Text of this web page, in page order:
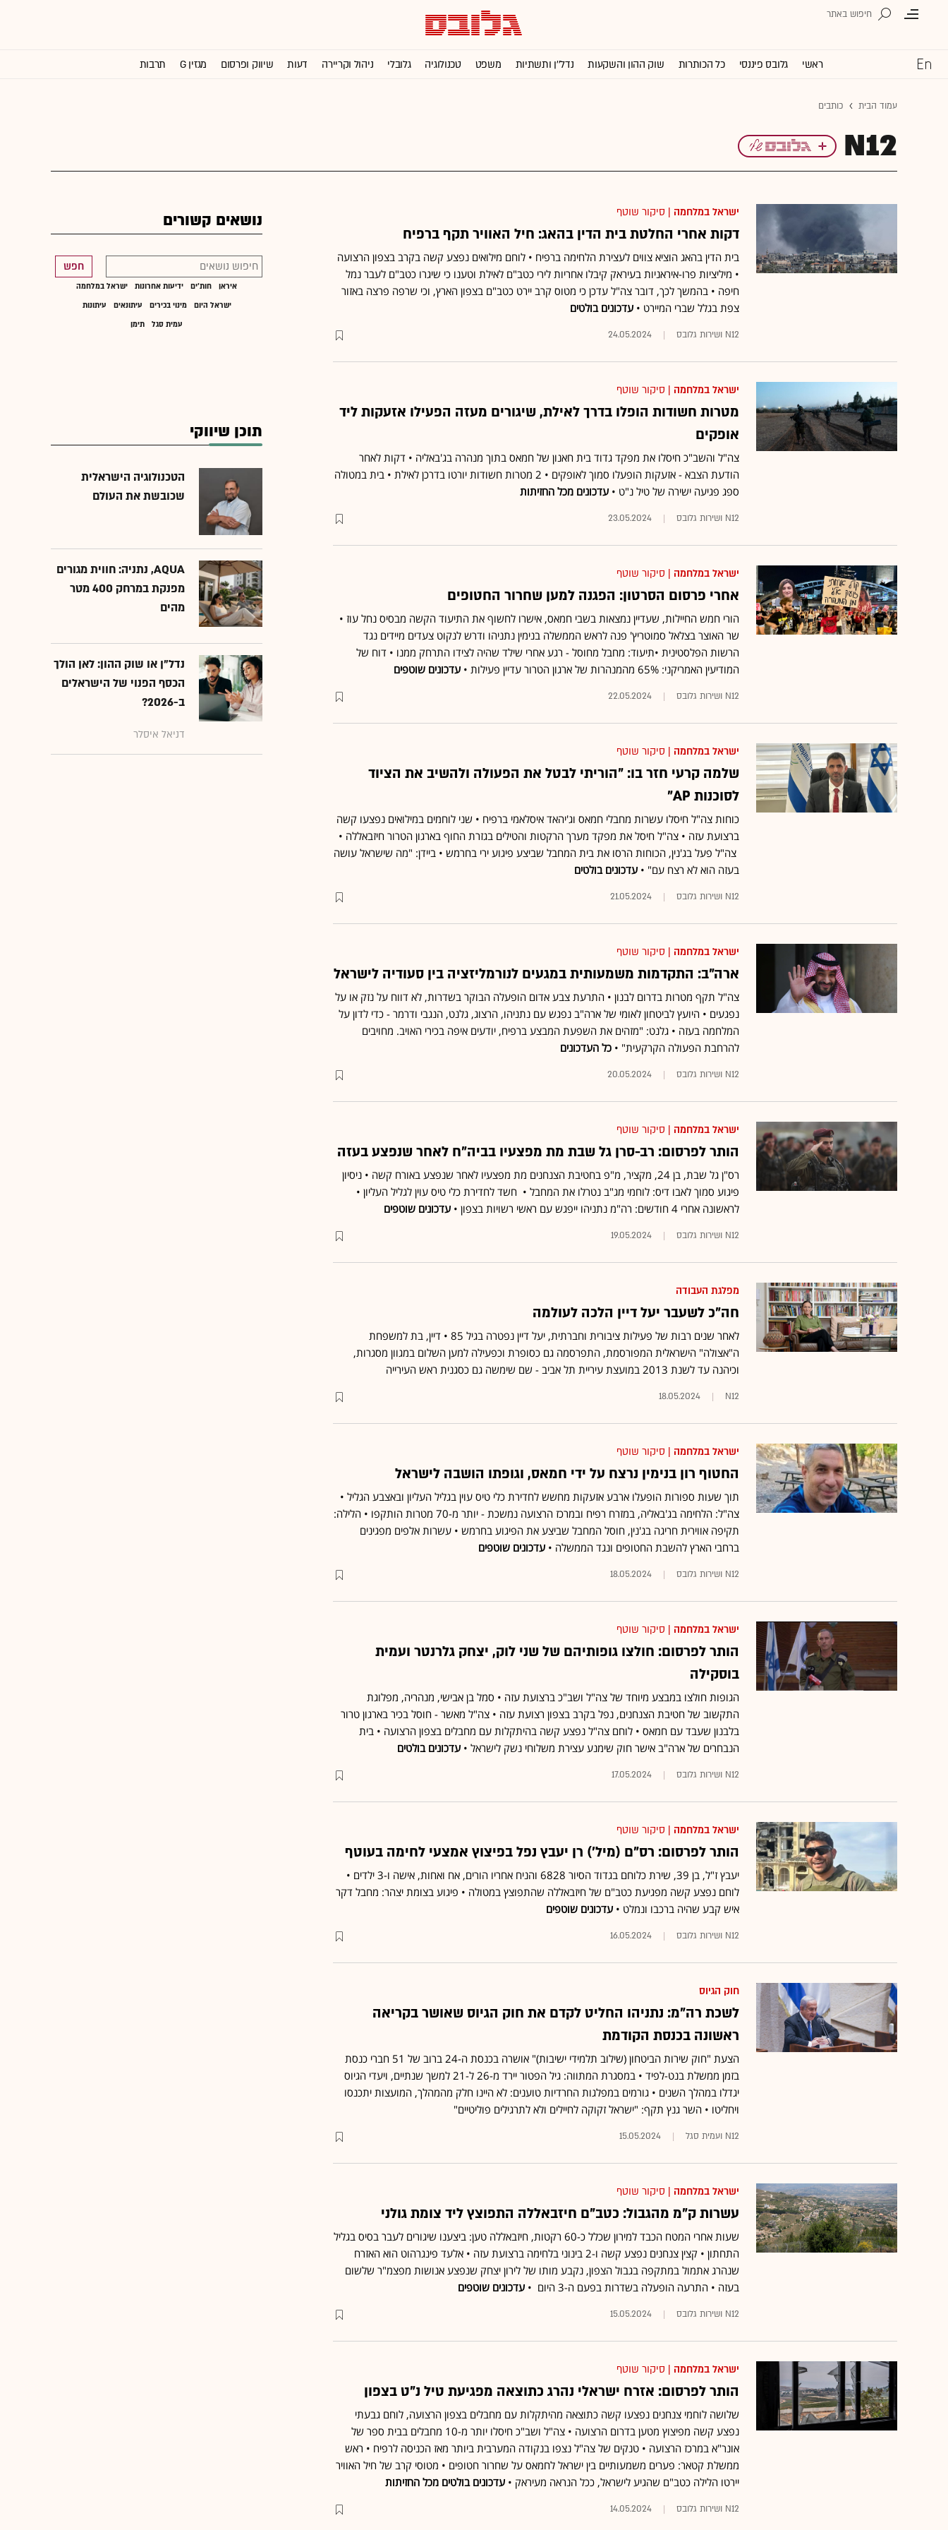
ראשי גלובס פיננסי כל הכותרות שוק ההון והשקעות נדל''ן ותשתיות משפט טכנולוגיה גלובלי ניהול וקריירה דעות שיווק ופרסום מגזין G תרבות
עמוד הבית כותבים
N12
ישראל במלחמה | סיקור שוטף
דקות אחרי החלטת בית הדין בהאג: חיל האוויר תקף ברפיח
בית הדין בהאג הוציא צווים לעצירת הלחימה ברפיח • לוחם מילואים נפצע קשה בקרב בצפון הרצועה
• מיליציות פרו-איראניות בעיראק קיבלו אחריות לירי כטב"ם לאילת וטענו כי שיגרו כטב"ם לעבר נמל
חיפה • בהמשך לכך, דובר צה"ל עדכן כי מטוס קרב יירט כטב"ם בצפון הארץ, וכי שרפה פרצה באזור
צפת בגלל שברי המיירט • עדכונים בולטים
N12 ושירות גלובס 24.05.2024
ישראל במלחמה | סיקור שוטף
מטרות חשודות הופלו בדרך לאילת, שיגורים מעזה הפעילו אזעקות ליד
אופקים
צה"ל והשב"כ חיסלו את מפקד גדוד בית חאנון של חמאס בתוך מנהרה בג'באליה • דקות לאחר
הודעת הצבא - אזעקות הופעלו סמוך לאופקים • 2 מטרות חשודות יורטו בדרכן לאילת • בית במטולה
ספג פגיעה ישירה של טיל נ"ט • עדכונים מכל החזיתות
N12 ושירות גלובס 23.05.2024
ישראל במלחמה | סיקור שוטף
אחרי פרסום הסרטון: הפגנה למען שחרור החטופים
הורי חמש החיילות, שעדיין נמצאות בשבי חמאס, אישרו לחשוף את התיעוד הקשה מבסיס נחל עוז •
שר האוצר בצלאל סמוטריץ' פנה לראש הממשלה בנימין נתניהו ודרש לנקוט צעדים מיידים נגד
הרשות הפלסטינית •תיעוד: מחבל מחוסל - רגע אחרי שילד שהיה לצידו התרחק ממנו • דוח של
המודיעין האמריקני: 65% מהמנהרות של ארגון הטרור עדיין פעילות •
עדכונים שוטפים
N12 ושירות גלובס 22.05.2024
ישראל במלחמה | סיקור שוטף
שלמה קרעי חזר בו: "הוריתי לבטל את הפעולה ולהשיב את הציוד
לסוכנות AP"
כוחות צה"ל חיסלו עשרות מחבלי חמאס וג'יהאד איסלאמי ברפיח • שני לוחמים במילואים נפצעו קשה
ברצועת עזה • צה"ל חיסל את מפקד מערך הרקטות והטילים בגזרת החוף בארגון הטרור חיזבאללה •
צה"ל פעל בג'נין, הכוחות הרסו את בית המחבל שביצע פיגוע ירי בחרמש • ביידן: "מה שישראל עושה
בעזה הוא לא רצח עם" • עדכונים בולטים
N12 ושירות גלובס 21.05.2024
ישראל במלחמה | סיקור שוטף
ארה"ב: התקדמות משמעותית במגעים לנורמליזציה בין סעודיה לישראל
צה"ל תקף מטרות בדרום לבנון • התרעת צבע אדום הופעלה הבוקר בשדרות, לא דווח על נזק או על
נפגעים • היועץ לביטחון לאומי של ארה"ב נפגש עם נתניהו, הרצוג, גלנט, הנגבי ודרמר - כדי לדון על
המלחמה בעזה • גלנט: "מזהים את השפעת המבצע ברפיח, יודעים איפה בכירי האויב. מחויבים
להרחבת הפעולה הקרקעית" • כל העדכונים
N12 ושירות גלובס 20.05.2024
ישראל במלחמה | סיקור שוטף
הותר לפרסום: רב-סרן גל שבת מת מפצעיו בביה"ח לאחר שנפצע בעזה
רס"ן גל שבת, בן 24, מקציר, מ"פ בחטיבת הצנחנים מת מפצעיו לאחר שנפצע באורח קשה • ניסיון
פיגוע סמוך לאבו דיס: לוחמי מג"ב נטרלו את המחבל • חשד לחדירת כלי טיס עוין לגליל העליון •
לראשונה אחרי 4 חודשים: רה"מ נתניהו ייפגש עם ראשי רשויות בצפון •
עדכונים שוטפים
N12 ושירות גלובס 19.05.2024
מפלגת העבודה
חה"כ לשעבר יעל דיין הלכה לעולמה
לאחר שנים רבות של פעילות ציבורית וחברתית, יעל דיין נפטרה בגיל 85 • דיין, בת למשפחת
ה"אצולה" הישראלית המפורסמת, התפרסמה גם כסופרת וכפעילה למען השלום במגוון מסגרות,
וכיהנה עד לשנת 2013 במועצת עיריית תל אביב - שם שימשה גם כסגנית ראש העירייה
N12
18.05.2024
ישראל במלחמה | סיקור שוטף
החטוף רון בנימין נרצח על ידי חמאס, וגופתו הושבה לישראל
תוך שעות ספורות הופעלו ארבע אזעקות מחשש לחדירת כלי טיס עוין בגליל העליון ובאצבע הגליל •
צה"ל: הלחימה בג'באליה, במזרח רפיח ובמרכז הרצועה נמשכת - יותר מ-70 מטרות הותקפו • הלילה:
תקיפה אווירית חריגה בג'נין, חוסל המחבל שביצע את הפיגוע בחרמש • עשרות אלפים מפגינים
ברחבי הארץ להשבת החטופים ונגד הממשלה • עדכונים שוטפים
N12 ושירות גלובס 18.05.2024
ישראל במלחמה | סיקור שוטף
הותר לפרסום: חולצו גופותיהם של שני לוק, יצחק גלרנטר ועמית
בוסקילה
הגופות חולצו במבצע מיוחד של צה"ל ושב"כ ברצועת עזה • סמל בן אבישי, מנהריה, מפלוגת
התקשוב של חטיבת הצנחנים, נפל בקרב בצפון רצועת עזה • צה"ל מאשר - חוסל בכיר בארגון טרור
בלבנון שעבד עם חמאס • לוחם צה"ל נפצע קשה בהיתקלות עם מחבלים בצפון הרצועה • בית
הנבחרים של ארה"ב אישר חוק שימנע עצירת משלוחי נשק לישראל • עדכונים בולטים
N12 ושירות גלובס 17.05.2024
ישראל במלחמה | סיקור שוטף
הותר לפרסום: רס"ם (מיל') רן יעבץ נפל בפיצוץ אמצעי לחימה בעוטף
יעבץ ז"ל, בן 39, שירת כלוחם בגדוד הסיור 6828 והניח אחריו הורים, אח ואחות, אישה ו-3 ילדים •
לוחם נפצע קשה מפגיעת כטב"ם של חיזבאללה שהתפוצץ במטולה • פיגוע בצומת יצהר: מחבל דקר
איש קבע שהיה ברכבו ונמלט • עדכונים שוטפים
N12 ושירות גלובס 16.05.2024
חוק הגיוס
לשכת רה"מ: נתניהו החליט לקדם את חוק הגיוס שאושר בקריאה
ראשונה בכנסת הקודמת
הצעת "חוק שירות הביטחון (שילוב תלמידי ישיבות)" אושרה בכנסת ה-24 ברוב של 51 חברי כנסת
בזמן ממשלת בנט-לפיד • במסגרת המתווה: גיל הפטור יירד מ-26 ל-21 למשך שנתיים, ויעדי הגיוס
יגדלו במהלך השנים • גורמים במפלגות החרדיות טוענים: לא היינו חלק מהמהלך, המועצות יתכנסו
ויחליטו • השר גנץ תקף: "ישראל זקוקה לחיילים ולא לתרגילים פוליטיים"
N12 ועמית סגל 15.05.2024
ישראל במלחמה | סיקור שוטף
עשרות ק"מ מהגבול: כטב"ם חיזבאללה התפוצץ ליד צומת גולני
שעות אחרי המטח הכבד למירון שכלל כ-60 רקטות, חיזבאללה טען: ביצענו שיגורים לעבר בסיס בגליל
התחתון • קצין צנחנים נפצע קשה ו-2 בינוני בלחימה ברצועת עזה • אלעד פינגרהוט הוא האזרח
שנהרג אתמול במתקפה בגבול הצפון, נקבע מותו של לירון יצחק שנפצע אנושות מפצמ"ר שלשום
בעזה • התרעה הופעלה בשדרות בפעם ה-3 היום •
עדכונים שוטפים
N12 ושירות גלובס 15.05.2024
ישראל במלחמה | סיקור שוטף
הותר לפרסום: אזרח ישראלי נהרג כתוצאה מפגיעת טיל נ"ט בצפון
שלושה לוחמי צנחנים נפצעו קשה כתוצאה מהיתקלות עם מחבלים בצפון הרצועה, לוחם גבעתי
נפצע קשה מפיצוץ מטען בדרום הרצועה • צה"ל ושב"כ חיסלו יותר מ-10 מחבלים בבית ספר של
אונר"א במרכז הרצועה • טנקים של צה"ל נצפו בנקודה המערבית ביותר מאז הכניסה לרפיח • ראש
ממשלת קטאר: פערים משמעותיים בין ישראל לחמאס על שחרור חטופים • מטוסי קרב של חיל האוויר
יירטו הלילה כטב"ם שהגיע לישראל, ככל הנראה מעיראק • עדכונים בולטים מכל החזיתות
N12 ושירות גלובס 14.05.2024
נושאים קשורים
חפש
איראן חות'ים ידיעות אחרונות
ישראל במלחמה
ישראל היום
מינוי בכירים עיתונאים
עיתונות
עמית סגל
תימן
תוכן שיווקי
הטכנולוגיה הישראלית
שכובשת את העולם
AQUA, נתניה: חווית מגורים
מפנקת במרחק 400 מטר
מהים
נדל"ן או שוק ההון: לאן הולך
הכסף הפנוי של הישראלים
ב-2026?
דניאל איסלר